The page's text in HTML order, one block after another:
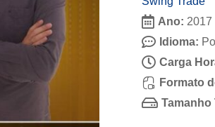
Ano: 2017
Idioma:
Carga
Formato
Tamanho